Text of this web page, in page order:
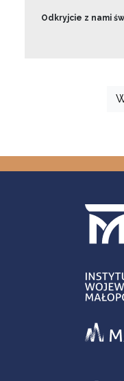
Odkryjcie z nami